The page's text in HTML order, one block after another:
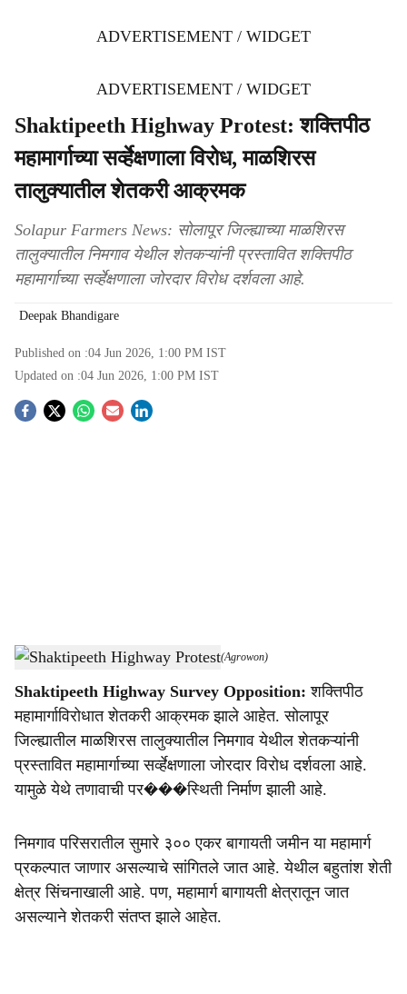
ADVERTISEMENT / WIDGET
ADVERTISEMENT / WIDGET
Shaktipeeth Highway Protest: शक्तिपीठ
महामार्गाच्या सर्व्हेक्षणाला विरोध, माळशिरस
तालुक्यातील शेतकरी आक्रमक
Solapur Farmers News: सोलापूर जिल्ह्याच्या माळशिरस
तालुक्यातील निमगाव येथील शेतकऱ्यांनी प्रस्तावित शक्तिपीठ
महामार्गाच्या सर्व्हेक्षणाला जोरदार विरोध दर्शवला आहे.
Deepak Bhandigare
Published on :04 Jun 2026, 1:00 PM IST
Updated on :04 Jun 2026, 1:00 PM IST
S
a
r
e
Shaktipeeth Highway Protest News Updates.-(Agrowon)
Shaktipeeth Highway Survey Opposition: शक्तिपीठ
महामार्गाविरोधात शेतकरी आक्रमक झाले आहेत. सोलापूर
जिल्ह्यातील माळशिरस तालुक्यातील निमगाव येथील शेतकऱ्यांनी
प्रस्तावित महामार्गाच्या सर्व्हेक्षणाला जोरदार विरोध दर्शवला आहे.
यामुळे येथे तणावाची पर���स्थिती निर्माण झाली आहे.
निमगाव परिसरातील सुमारे ३०० एकर बागायती जमीन या महामार्ग
प्रकल्पात जाणार असल्याचे सांगितले जात आहे. येथील बहुतांश शेती
क्षेत्र सिंचनाखाली आहे. पण, महामार्ग बागायती क्षेत्रातून जात
असल्याने शेतकरी संतप्त झाले आहेत.